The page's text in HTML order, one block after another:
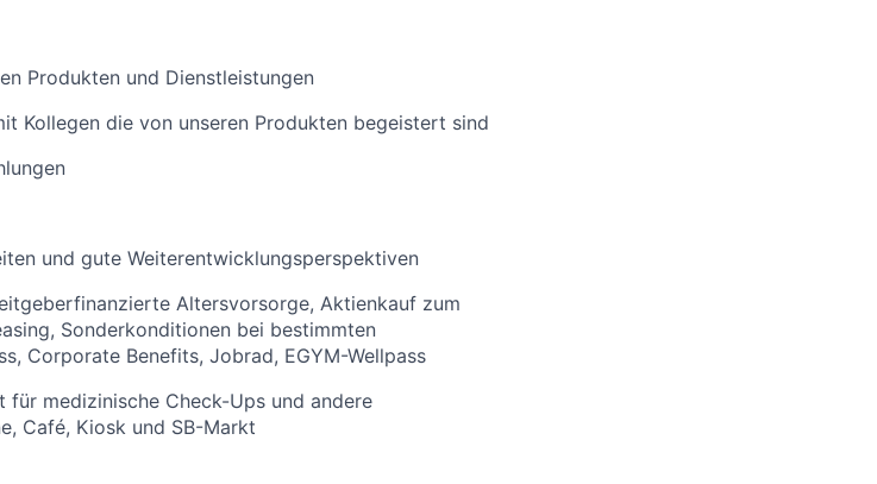
Produkten und Dienstleistungen
Kollegen die von unseren Produkten begeistert sind
und gute Weiterentwicklungsperspektiven
Altersvorsorge, Aktienkauf zum
Sonderkonditionen bei bestimmten
Corporate Benefits, Jobrad, EGYM-Wellpass
für medizinische Check-Ups und andere
Café, Kiosk und SB-Markt